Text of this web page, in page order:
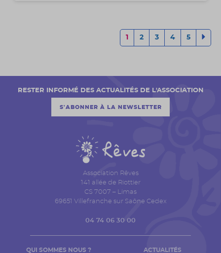
1 2 3 4 5
Association Rêves
141 allée de Riottier
CS 7007 – Limas
69651 Villefranche sur Saône Cedex
04 74 06 30 00
QUI SOMMES NOUS ? ACTUALITÉS
RESTER INFORMÉ DES ACTUALITÉS DE L'ASSOCIATION
S'ABONNER À LA NEWSLETTER